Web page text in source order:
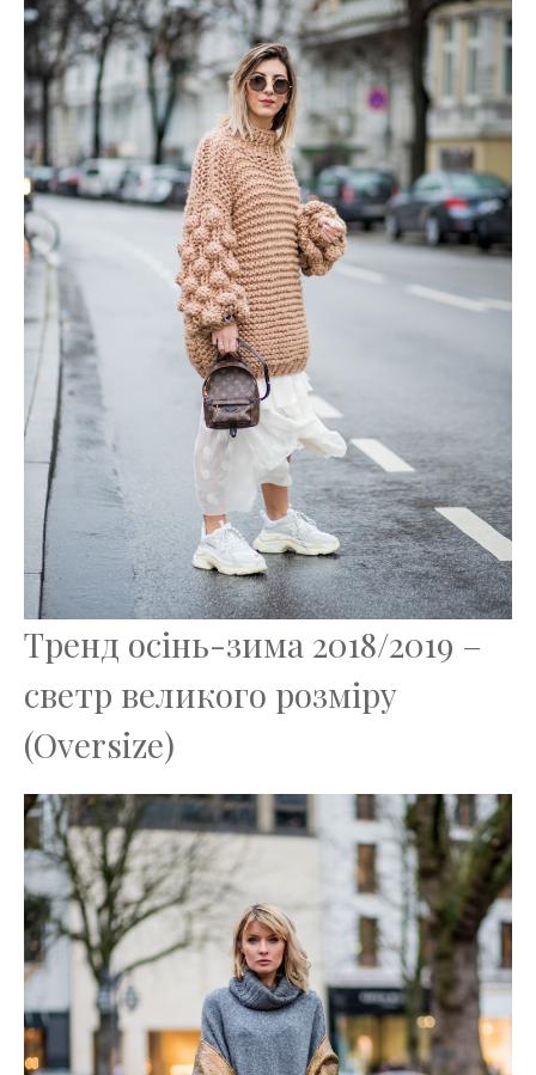
Тренд осінь-зима 2018/2019 –
светр великого розміру
(Oversize)